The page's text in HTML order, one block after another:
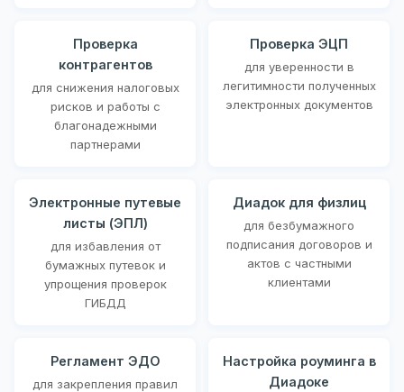
Проверка
контрагентов
для снижения налоговых
рисков и работы с
благонадежными
партнерами
Проверка ЭЦП
для уверенности в
легитимности полученных
электронных документов
Электронные путевые
листы (ЭПЛ)
для избавления от
бумажных путевок и
упрощения проверок
ГИБДД
Диадок для физлиц
для безбумажного
подписания договоров и
актов с частными
клиентами
Регламент ЭДО
для закрепления правил
Настройка роуминга в
Диадоке